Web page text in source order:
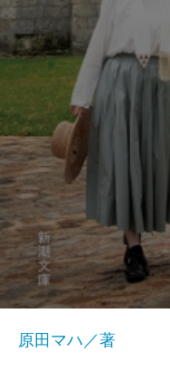
原田マハ／著